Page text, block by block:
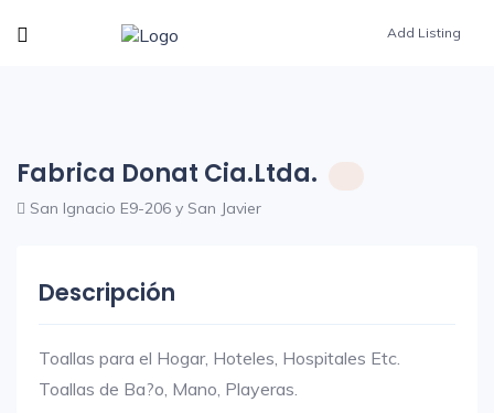
Add Listing
Fabrica Donat Cia.Ltda.
San Ignacio E9-206 y San Javier
Descripción
Toallas para el Hogar, Hoteles, Hospitales Etc.
Toallas de Ba?o, Mano, Playeras.